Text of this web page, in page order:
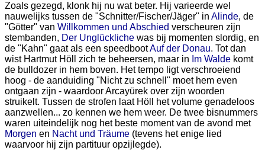
Zoals gezegd, klonk hij nu wat beter. Hij varieerde wel
nauwelijks tussen de "Schnitter/Fischer/Jäger" in Alinde, de
"Götter" van Willkommen und Abschied verscheuren zijn
stembanden, Der Unglückliche was bij momenten slordig, en
de "Kahn" gaat als een speedbootAuf der Donau. Tot dan
wist Hartmut Höll zich te beheersen, maar in Im Walde komt
de bulldozer in hem boven. Het tempo ligt verschroeiend
hoog - de aanduiding "Nicht zu schnell" moet hem even
ontgaan zijn - waardoor Arcayürek over zijn woorden
struikelt. Tussen de strofen laat Höll het volume genadeloos
aanzwellen... zo kennen we hem weer. De twee bisnummers
waren uiteindelijk nog het beste moment van de avond met
Morgen en Nacht und Träume (tevens het enige lied
waarvoor hij zijn partituur opzijlegde).